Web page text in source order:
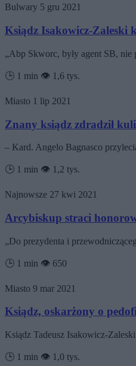
Bulwary 5 gru 2021
Ksiądz Isakowicz-Zaleski
„Abp Skworc, były agent SB,
🕒 1 min 👁️ 1,6 tys.
Miasto 1 lip 2021
Znany ksiądz zdradził
– Kard. Angelo Bagnasco
🕒 1 min 👁️ 1,2 tys.
Najnowsze 27 kwi 2021
Arcybiskup straci
„Do prezydenta i
🕒 1 min 👁️ 650
Miasto 9 mar 2021
Ksiądz, oskarżony o
Ksiądz Tadeusz Isakowicz-
🕒 1 min 👁️ 1,0 tys.